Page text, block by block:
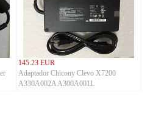
145.23 EUR
Adaptador Chicony Clevo X7200
A330A002A A300A001L